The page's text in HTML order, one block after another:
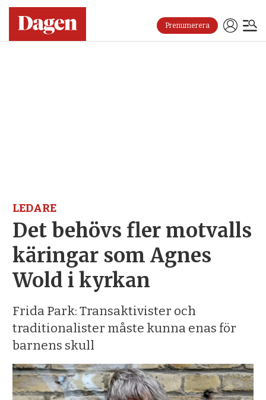
Prenumerera
LEDARE
Det behövs fler motvalls
käringar som Agnes
Wold i kyrkan
Frida Park: Transaktivister och
traditionalister måste kunna enas för
barnens skull